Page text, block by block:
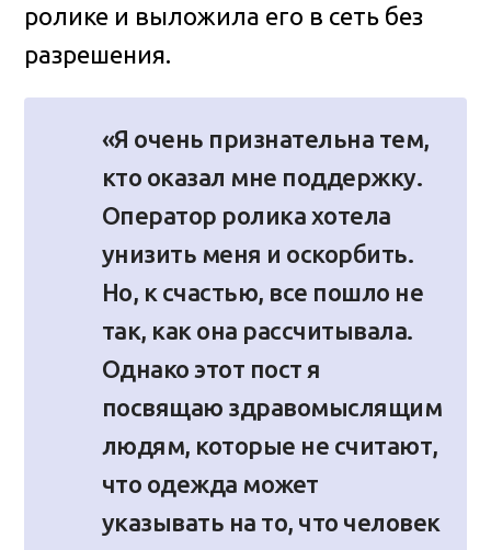
ролике и выложила его в сеть без
разрешения.
«Я очень признательна тем,
кто оказал мне поддержку.
Оператор ролика хотела
унизить меня и оскорбить.
Но, к счастью, все пошло не
так, как она рассчитывала.
Однако этот пост я
посвящаю здравомыслящим
людям, которые не считают,
что одежда может
указывать на то, что человек